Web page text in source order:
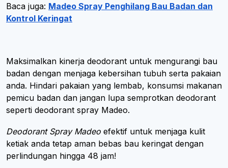
Baca juga: Madeo Spray Penghilang Bau Badan dan
Kontrol Keringat
Maksimalkan kinerja deodorant untuk mengurangi bau
badan dengan menjaga kebersihan tubuh serta pakaian
anda. Hindari pakaian yang lembab, konsumsi makanan
pemicu badan dan jangan lupa semprotkan deodorant
seperti deodorant spray Madeo.
Deodorant Spray Madeo efektif untuk menjaga kulit
ketiak anda tetap aman bebas bau keringat dengan
perlindungan hingga 48 jam!